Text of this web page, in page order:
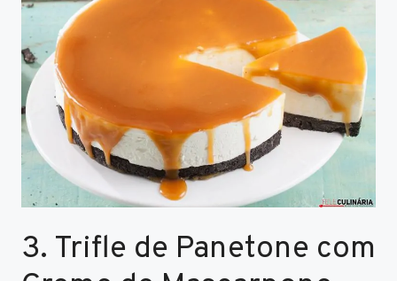
3. Trifle de Panetone com